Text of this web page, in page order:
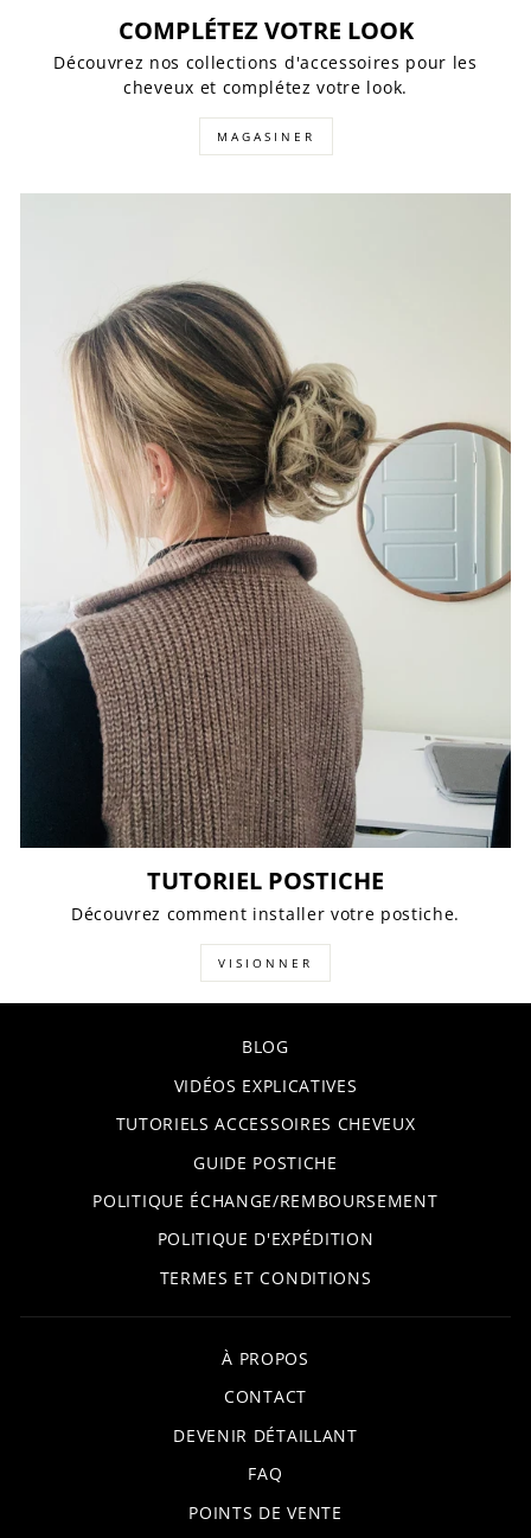
COMPLÉTEZ VOTRE LOOK
Découvrez nos collections d'accessoires pour les
cheveux et complétez votre look.
MAGASINER
TUTORIEL POSTICHE
Découvrez comment installer votre postiche.
VISIONNER
BLOG
VIDÉOS EXPLICATIVES
TUTORIELS ACCESSOIRES CHEVEUX
GUIDE POSTICHE
POLITIQUE ÉCHANGE/REMBOURSEMENT
POLITIQUE D'EXPÉDITION
TERMES ET CONDITIONS
À PROPOS
CONTACT
DEVENIR DÉTAILLANT
FAQ
POINTS DE VENTE